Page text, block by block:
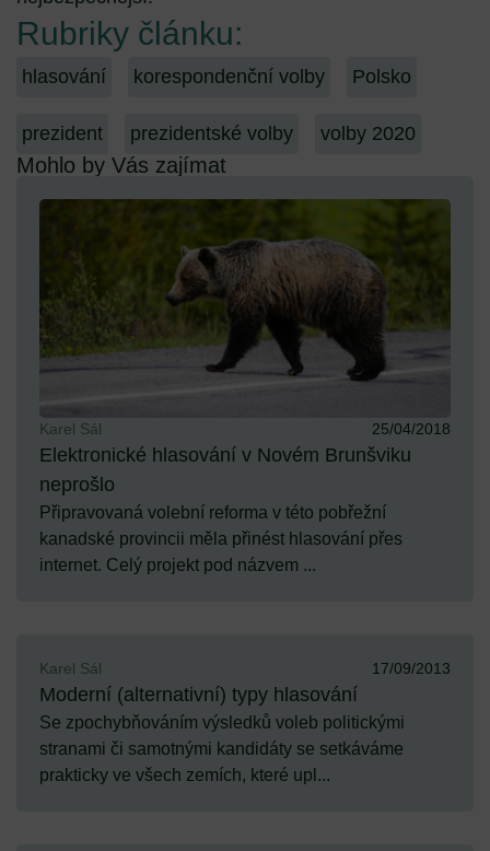
Rubriky článku:
hlasování korespondenční volby Polsko
prezident prezidentské volby volby 2020
Mohlo by Vás zajímat
Karel Sál 25/04/2018
Elektronické hlasování v Novém Brunšviku
neprošlo
Připravovaná volební reforma v této pobřežní
kanadské provincii měla přinést hlasování přes
internet. Celý projekt pod názvem ...
Karel Sál 17/09/2013
Moderní (alternativní) typy hlasování
Se zpochybňováním výsledků voleb politickými
stranami či samotnými kandidáty se setkáváme
prakticky ve všech zemích, které upl...